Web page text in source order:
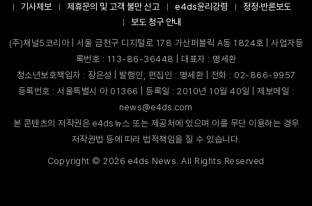
기사제보
제휴문의 및 고객 불만 신고 e4ds윤리강령
정정·반론보도
보도 청구 안내
(주)채널5코리아 | 서울 금천구 디지털로 178 가산퍼블릭 A동 1824호 | 사업자등
록번호 : 113-86-36448 | 대표자 : 명세환
청소년보호책임자 : 장은성 | 발행인, 편집인 : 명세환 | 전화 : 02-866-9957
등록번호 : 서울특별시 아 01366 | 등록일 : 2010년 10월 40일 | 제보메일 :
news@e4ds.com
본 콘텐츠의 저작권은 e4ds뉴스 또는 제공처에 있으며 이를 무단 이용하는 경우
저작권법 등에 따라 법적책임을 질 수 있습니다.
Copyright ©2026 e4ds News. All Rights Reserved